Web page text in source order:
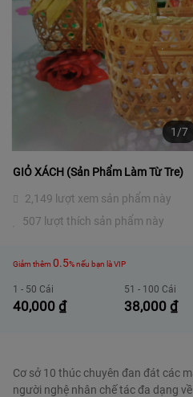
1/7
GIỎ XÁCH (sản Phẩm Làm Từ Tre)
2,149 lượt xem sản phẩm này
507 lượt thích sản phẩm này
Giảm thêm 0.5% nếu bạn là VIP
40,000 ₫
1 - 50 Cái
38,000 ₫
51 - 100 Cái
Cơ sở 10 thúc chuyên đan đát các
người nghệ nhân chế tác đa dạng